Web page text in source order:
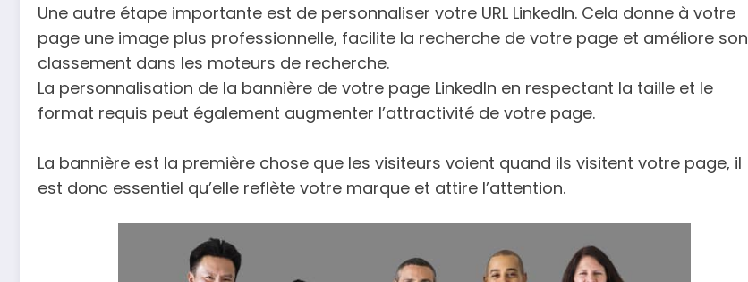
Une autre étape importante est de personnaliser votre URL LinkedIn. Cela donne à votre
page une image plus professionnelle, facilite la recherche de votre page et améliore son
classement dans les moteurs de recherche.
La personnalisation de la bannière de votre page LinkedIn en respectant la taille et le
format requis peut également augmenter l’attractivité de votre page.
La bannière est la première chose que les visiteurs voient quand ils visitent votre page, il
est donc essentiel qu’elle reflète votre marque et attire l’attention.